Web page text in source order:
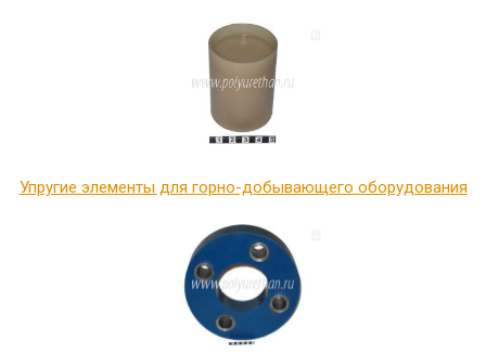
Упругие элементы для горно-добывающего оборудования